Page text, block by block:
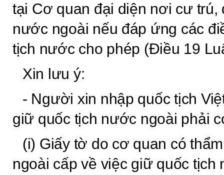
tại Cơ quan đại diện nơi cư
nước ngoài nếu đáp ứng các
tịch nước cho phép (Điều 19
Xin lưu ý:
- Người xin nhập quốc tịch
giữ quốc tịch nước ngoài phải
(i) Giấy tờ do cơ quan có
ngoài cấp về việc giữ quốc